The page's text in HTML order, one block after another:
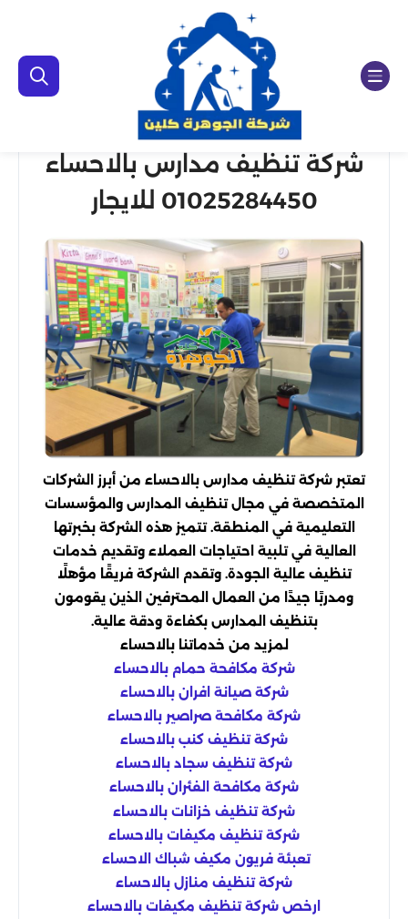
شركة تنظيف مدارس بالاحساء
01025284450 للايجار
تعتبر شركة تنظيف مدارس بالاحساء من أبرز الشركات
المتخصصة في مجال تنظيف المدارس والمؤسسات
التعليمية في المنطقة. تتميز هذه الشركة بخبرتها
العالية في تلبية احتياجات العملاء وتقديم خدمات
تنظيف عالية الجودة. وتقدم الشركة فريقًا مؤهلًا
ومدربًا جيدًا من العمال المحترفين الذين يقومون
بتنظيف المدارس بكفاءة ودقة عالية.
لمزيد من خدماتنا بالاحساء
شركة مكافحة حمام بالاحساء
شركة صيانة افران بالاحساء
شركة مكافحة صراصير بالاحساء
شركة تنظيف كنب بالاحساء
شركة تنظيف سجاد بالاحساء
شركة مكافحة الفئران بالاحساء
شركة تنظيف خزانات بالاحساء
شركة تنظيف مكيفات بالاحساء
تعبئة فريون مكيف شباك الاحساء
شركة تنظيف منازل بالاحساء
ارخص شركة تنظيف مكيفات بالاحساء